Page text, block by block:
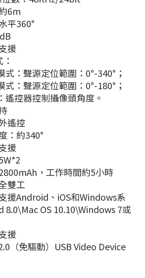
6m
平360°
援
式：聲源定位範圍：0°-340°；
式：聲源定位範圍：0°-180°；
遙控器控制攝像頭角度。
遙控
：約340°
援
，工作時間約5小時
雙工
援Android、iOS和Windows系
8.0\Mac OS 10.10\Windows 7或
援
（免驅動）USB Video Device